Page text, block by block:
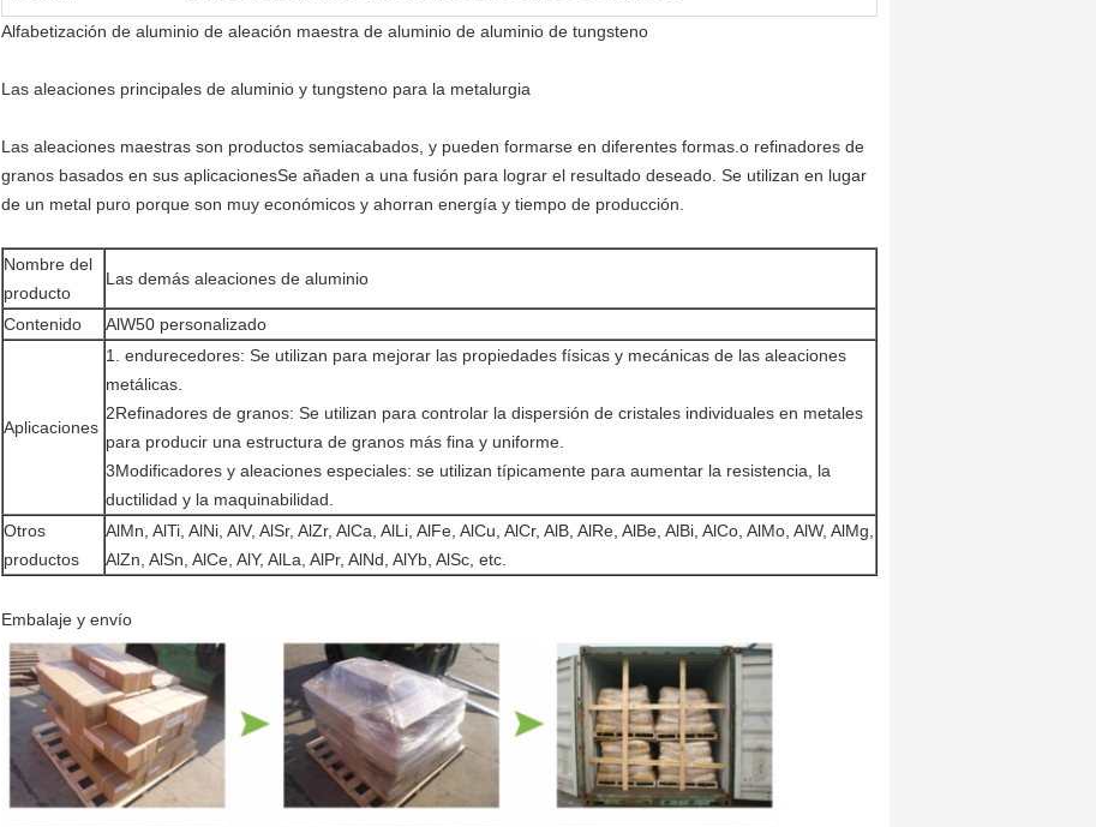
Alfabetización de aluminio de aleación maestra de aluminio de aluminio de tungsteno
Las aleaciones principales de aluminio y tungsteno para la metalurgia
Las aleaciones maestras son productos semiacabados, y pueden formarse en diferentes formas.o refinadores de
granos basados en sus aplicacionesSe añaden a una fusión para lograr el resultado deseado. Se utilizan en lugar
de un metal puro porque son muy económicos y ahorran energía y tiempo de producción.
Nombre del
producto
Las demás aleaciones de aluminio
Contenido AlW50 personalizado
Aplicaciones
1. endurecedores: Se utilizan para mejorar las propiedades físicas y mecánicas de las aleaciones
metálicas.
2Refinadores de granos: Se utilizan para controlar la dispersión de cristales individuales en metales
para producir una estructura de granos más fina y uniforme.
3Modificadores y aleaciones especiales: se utilizan típicamente para aumentar la resistencia, la
ductilidad y la maquinabilidad.
Otros
productos
AlMn, AlTi, AlNi, AlV, AlSr, AlZr, AlCa, AlLi, AlFe, AlCu, AlCr, AlB, AlRe, AlBe, AlBi, AlCo, AlMo, AlW, AlMg,
AlZn, AlSn, AlCe, AlY, AlLa, AlPr, AlNd, AlYb, AlSc, etc.
Embalaje y envío